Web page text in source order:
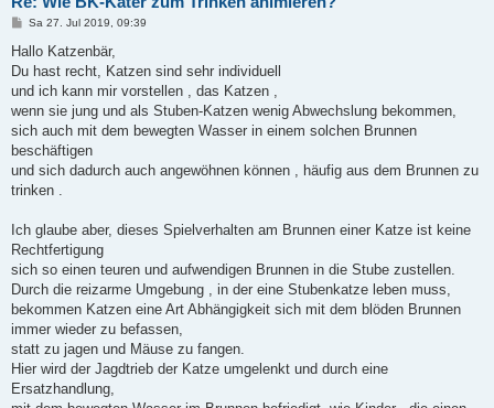
B
i
r
a
Sa 27. Jul 2019, 09:39
Hallo Katzenbär,
Du hast recht, Katzen sind sehr individuell
und ich kann mir vorstellen , das Katzen ,
wenn sie jung und als Stuben-Katzen wenig Abwechslung bekommen,
sich auch mit dem bewegten Wasser in einem solchen Brunnen
beschäftigen
und sich dadurch auch angewöhnen können , häufig aus dem Brunnen zu
trinken .
Ich glaube aber, dieses Spielverhalten am Brunnen einer Katze ist keine
Rechtfertigung
sich so einen teuren und aufwendigen Brunnen in die Stube zustellen.
Durch die reizarme Umgebung , in der eine Stubenkatze leben muss,
bekommen Katzen eine Art Abhängigkeit sich mit dem blöden Brunnen
immer wieder zu befassen,
statt zu jagen und Mäuse zu fangen.
Hier wird der Jagdtrieb der Katze umgelenkt und durch eine
Ersatzhandlung,